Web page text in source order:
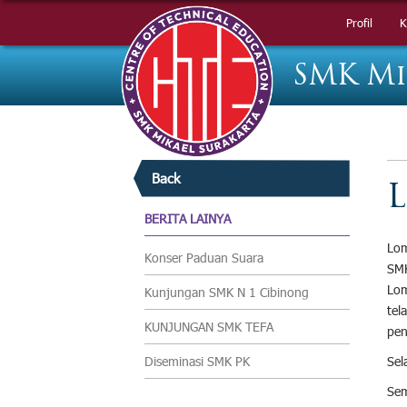
Profil
Profil
SMK
Back
BERITA LAINYA
Konser Paduan Suara
Kunjungan SMK N 1 Cibinong
KUNJUNGAN SMK TEFA
Diseminasi SMK PK